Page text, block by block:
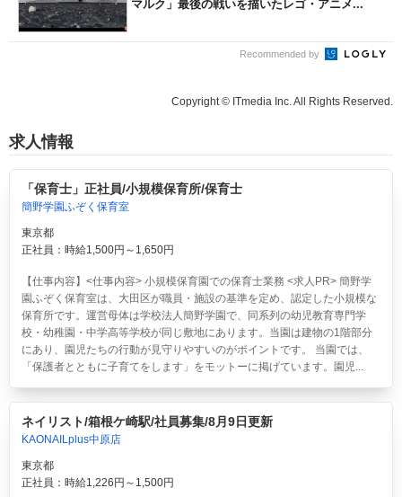
マルク」最後の戦いを描いたレゴ・アニメ...
Recommended by
Copyright © ITmedia Inc. All Rights Reserved.
求人情報
「保育士」正社員/小規模保育所/保育士
簡野学園ふぞく保育室
東京都
正社員：時給1,500円～1,650円
【仕事内容】<仕事内容> 小規模保育園での保育士業務 <求人PR> 簡野学
園ふぞく保育室は、大田区が職員・施設の基準を定め、認定した小規模な
保育所です。運営母体は学校法人簡野学園で、同系列の幼児教育専門学
校・幼稚園・中学高等学校が同じ敷地にあります。当園は建物の1階部分
にあり、園児たちの行動が見守りやすいのがポイントです。 当園では、
「保護者とともに子育てをします」をモットーに掲げています。園児...
ネイリスト/箱根ケ崎駅/社員募集/8月9日更新
KAONAILplus中原店
東京都
正社員：時給1,226円～1,500円